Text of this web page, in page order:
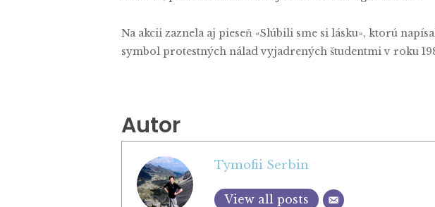
Na akcii zaznela aj pieseň «Slúbili sme si lásku», ktorú
symbol protestných nálad vyjadrených študentmi v roku
Autor
Tymofii Serbin
View all posts